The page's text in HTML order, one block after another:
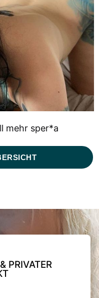
mehr sper*a
PRIVATER